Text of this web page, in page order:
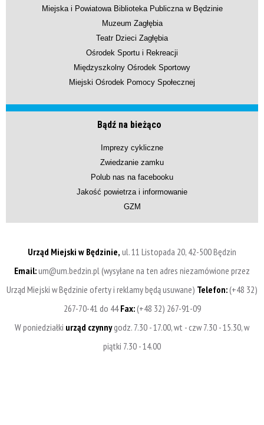
Miejska i Powiatowa Biblioteka Publiczna w Będzinie
Muzeum Zagłębia
Teatr Dzieci Zagłębia
Ośrodek Sportu i Rekreacji
Międzyszkolny Ośrodek Sportowy
Miejski Ośrodek Pomocy Społecznej
Bądź na bieżąco
Imprezy cykliczne
Zwiedzanie zamku
Polub nas na facebooku
Jakość powietrza i informowanie
GZM
Urząd Miejski w Będzinie, ul. 11 Listopada 20, 42-500 Będzin
Email:um@um.bedzin.pl (wysyłane na ten adres niezamówione przez
Urząd Miejski w Będzinie oferty i reklamy będą usuwane) Telefon:(+48 32)
267-70-41 do 44Fax:(+48 32) 267-91-09
W poniedziałki urząd czynnygodz. 7.30 - 17.00, wt - czw 7.30 - 15.30, w
piątki 7.30 - 14.00